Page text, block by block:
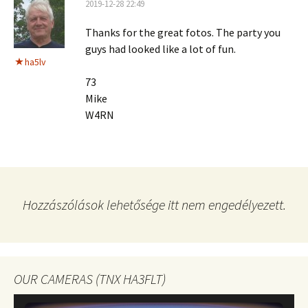
ha5lv
2019-12-28 22:49
Thanks for the great fotos. The party you
guys had looked like a lot of fun.
73
Mike
W4RN
Hozzászólások lehetősége itt nem engedélyezett.
OUR CAMERAS (TNX HA3FLT)